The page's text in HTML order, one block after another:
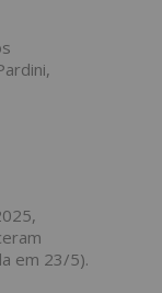
em 23/5).